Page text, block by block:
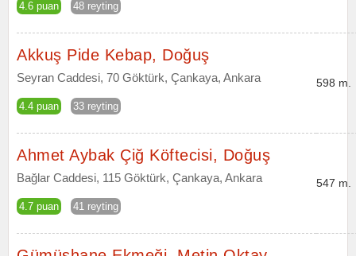
4.6 puan 48 reyting
Akkuş Pide Kebap, Doğuş
Seyran Caddesi, 70 Göktürk, Çankaya, Ankara
4.4 puan 33 reyting
598 m.
Ahmet Aybak Çiğ Köftecisi, Doğuş
Bağlar Caddesi, 115 Göktürk, Çankaya, Ankara
4.7 puan 41 reyting
547 m.